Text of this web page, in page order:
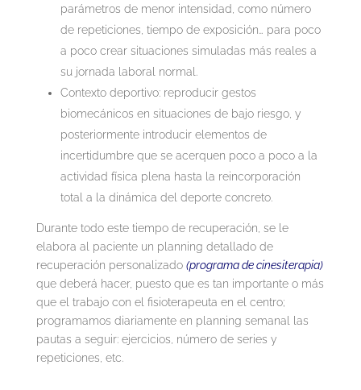
parámetros de menor intensidad, como número
de repeticiones, tiempo de exposición… para poco
a poco crear situaciones simuladas más reales a
su jornada laboral normal.
Contexto deportivo: reproducir gestos
biomecánicos en situaciones de bajo riesgo, y
posteriormente introducir elementos de
incertidumbre que se acerquen poco a poco a la
actividad física plena hasta la reincorporación
total a la dinámica del deporte concreto.
Durante todo este tiempo de recuperación, se le
elabora al paciente un planning detallado de
recuperación personalizado (programa de cinesiterapia)
que deberá hacer, puesto que es tan importante o más
que el trabajo con el fisioterapeuta en el centro;
programamos diariamente en planning semanal las
pautas a seguir: ejercicios, número de series y
repeticiones, etc.